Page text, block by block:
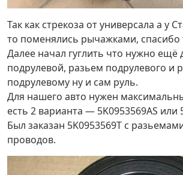
Так как стрекоза от универсала а у
то поменялись рычажками, спасибо
Далее начал гуглить что нужно ещё
подрулевой, разьем подрулевого и
подрулевому ну и сам руль.
Для нашего авто нужен
есть 2 варианта — 5K0953569AS или
Был заказан 5K0953569Т с
проводов.